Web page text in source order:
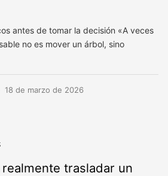
antes de tomar la decisión «A veces
no es mover un árbol, sino
18 de marzo de 2026
trasladar un